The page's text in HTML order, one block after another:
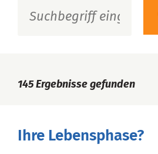
145Ergebnisse gefunden
Ihre Lebensphase?